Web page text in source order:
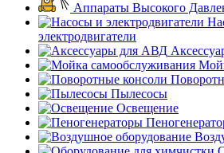
Аппараты Высокого
электродвигатели
Пылесосы
Освещение